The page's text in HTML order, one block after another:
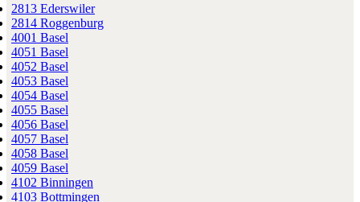
2813 Ederswiler
2814 Roggenburg
4001 Basel
4051 Basel
4052 Basel
4053 Basel
4054 Basel
4055 Basel
4056 Basel
4057 Basel
4058 Basel
4059 Basel
4102 Binningen
4103 Bottmingen